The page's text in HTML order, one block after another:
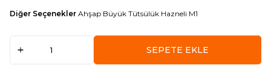
Diğer Seçenekler Ahşap Büyük Tütsülük Hazneli M1
SEPETE EKLE